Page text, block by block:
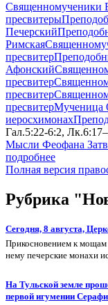
Священномученики
пресвитеры
Печерский
Римская
пресвитер
Афонский
пресвитер
пресвитер
пресвитерМученица
иеросхимонах
Гал.5:22-6:2,
Мысли Феофана
подробнее
Полная версия
Рубрика
Сегодня, 8 августа,
Прикосновением к
нему печерские монахи
На Тульской земле
первой игумении